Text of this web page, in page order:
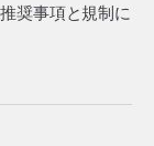
奨事項と規制に